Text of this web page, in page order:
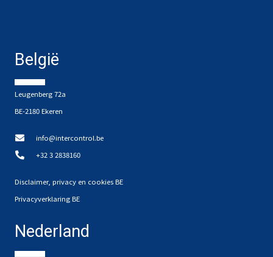
België
Leugenberg 72a
BE-2180 Ekeren
info@intercontrol.be
+32 3 2838160
Disclaimer, privacy en cookies BE
Privacyverklaring BE
Nederland